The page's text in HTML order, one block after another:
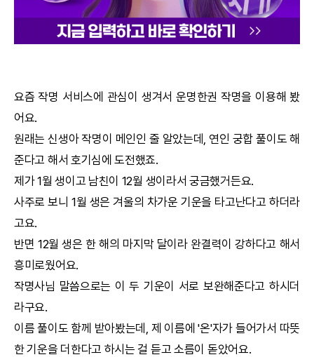
운세구독
문의사항
요즘작명 서비스에 관심이 생겨서운명한권 작명을 이용해 봤
어요.
원래는 신생아작명이 메인인 줄 알았는데, 연인 궁합 풀이도 해
준다고 해서 호기심에 도전했죠.
제가 1월 생이고 남친이 12월 생이라서 궁금했거든요.
사주로 보니 1월 생은 겨울의 차가운 기운을 타고난다고 하더라
고요.
반면 12월 생은 한 해의 마지막 달이라 완결력이 강하다고 해서
흥미로웠어요.
작명사님 말씀으로는 이 두 기운이 서로 보완해준다고 하시더
라구요.
이름 풀이도 함께 받아봤는데, 제 이름에 '온'자가 들어가서 따뜻
한 기운을 더한다고 하시는 걸 듣고 소름이 돋았어요.